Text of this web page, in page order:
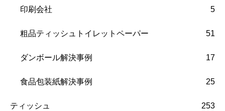
印刷会社 5
粗品ティッシュトイレットペーパー 51
ダンボール解決事例 17
食品包装紙解決事例 25
ティッシュ 253